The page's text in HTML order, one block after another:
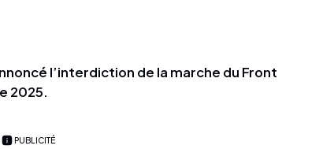
l’interdiction de la marche du Front
2025.
PUBLICITÉ